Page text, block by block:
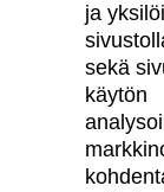
Artikkelit
Digitaalinen
Asiakkaiden
Vastuullisuus
ja
sekä
käytön